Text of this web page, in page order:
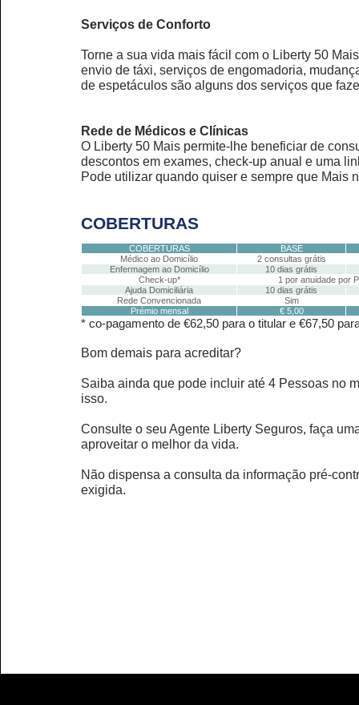
Serviços de Conforto
Torne a sua vida mais fácil com o Liberty 50
envio de táxi, serviços de engomadoria,
de espetáculos são alguns dos serviços que
Rede de Médicos e Clínicas
O Liberty 50 Mais permite-lhe beneficiar de
descontos em exames, check-up anual e uma
Pode utilizar quando quiser e sempre que Mais
COBERTURAS
COBERTURAS
BASE
Médico ao Domicílio
2 consultas grátis
Enfermagem ao Domicílio
10 dias grátis
Check-up*
1 por anuidade por
Ajuda Domiciliária
10 dias grátis
Rede Convencionada
Sim
Prémio mensal
€ 5,00
* co-pagamento de €62,50 para o titular e €67,50
Bom demais para acreditar?
Saiba ainda que pode incluir até 4 Pessoas no
isso.
Consulte o seu Agente Liberty Seguros, faça
aproveitar o melhor da vida.
Não dispensa a consulta da informação pré-
exigida.